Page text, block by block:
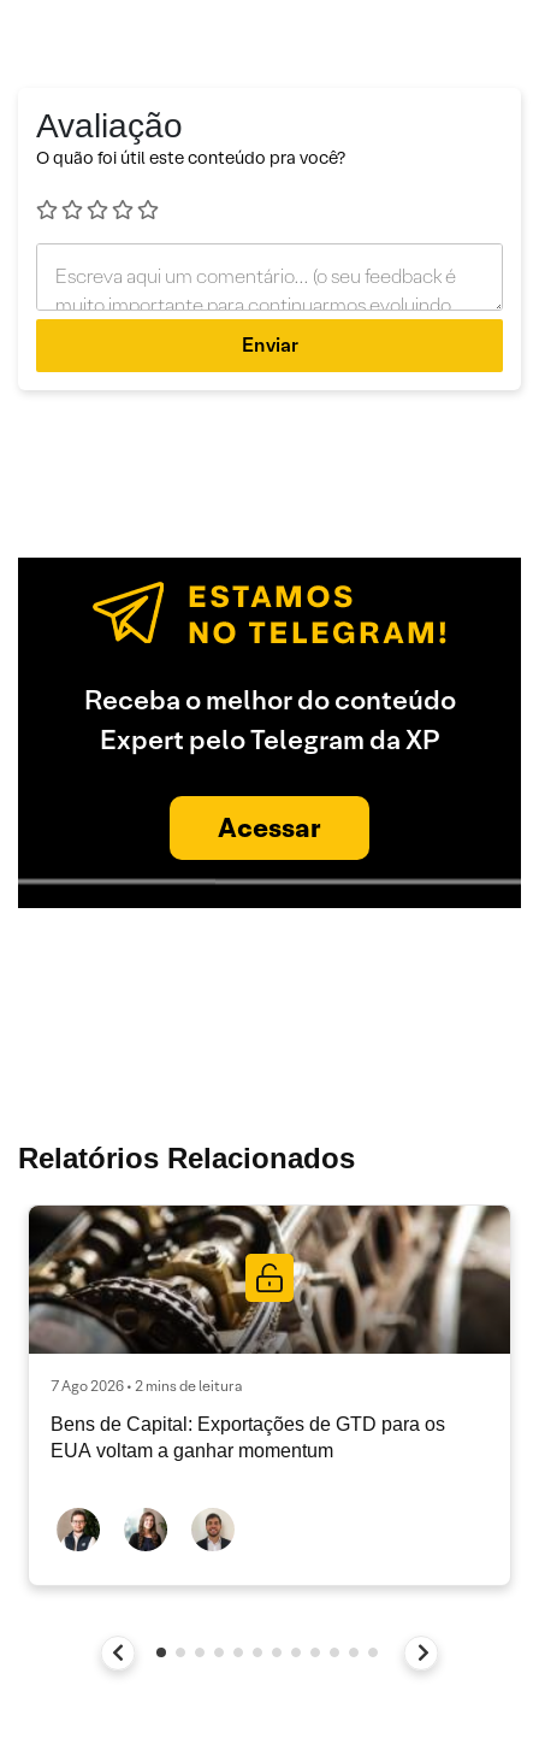
Avaliação
O quão foi útil este conteúdo pra você?
Enviar
Receba o melhor do conteúdo
Expert pelo Telegram da XP
Acessar
Relatórios Relacionados
7 Ago 2026 • 2 mins de leitura
Bens de Capital: Exportações de GTD para os
EUA voltam a ganhar momentum